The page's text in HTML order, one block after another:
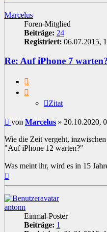
Marcelus
Foren-Mitglied
Beiträge: 24
Registriert: 06.07.2015,
Re: Auf iPhone 7
Zitat
Beitrag
von Marcelus » 20.10.2020,
Wie die Zeit vergeht,
"Auf iPhone 12 warten?"
Was meint ihr, wird es in 15
antonn
Einmal-Poster
Beiträge: 1